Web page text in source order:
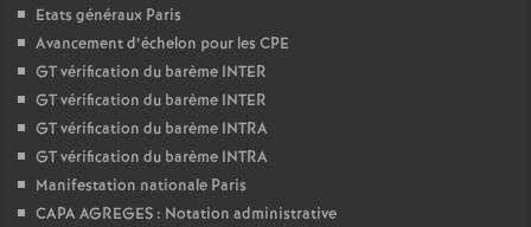
Etats généraux Paris
Avancement d’échelon pour les CPE
GT vérification du barème INTER
GT vérification du barème INTER
GT vérification du barème INTRA
GT vérification du barème INTRA
Manifestation nationale Paris
CAPA AGREGES : Notation administrative